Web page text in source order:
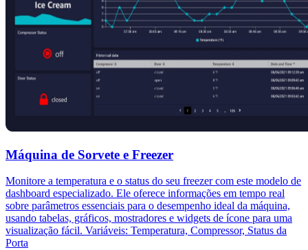
Máquina de Sorvete e Freezer
Monitore a temperatura e o status do seu freezer com este modelo de
dashboard especializado. Ele oferece informações em tempo real
sobre parâmetros essenciais para o desempenho ideal da máquina,
usando tabelas, gráficos, mostradores e widgets de ícone para uma
visualização fácil. Variáveis: Temperatura, Compressor, Status da
Porta